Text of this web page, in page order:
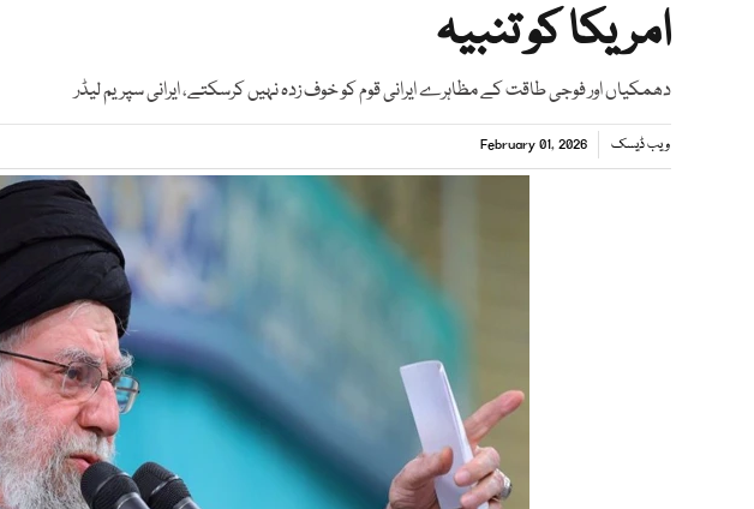
امریکا کو تنبیہ
دھمکیاں اور فوجی طاقت کے مظاہرے ایرانی قوم کو خوف زدہ نہیں کرسکتے، ایرانی سپریم لیڈر
ویب ڈیسک February 01, 2026